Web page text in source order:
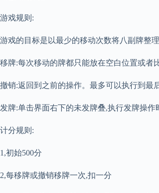
游戏规则:
游戏的目标是以最少的移动次数将八副牌整
移牌:每次移动的牌都只能放在空白位置或者
撤销:返回到之前的操作。最多可以执行到最
发牌:单击界面右下的未发牌叠,执行发牌操
计分规则:
1,初始500分
2,每移牌或撤销移牌一次,扣一分